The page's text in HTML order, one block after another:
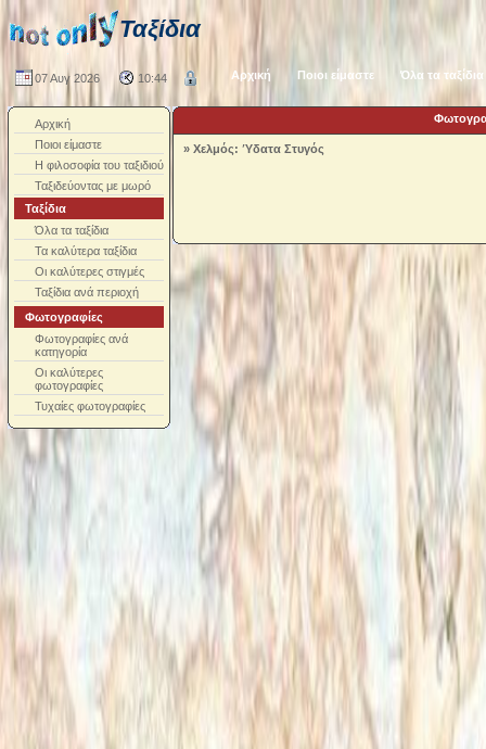
Ταξίδια
07 Αυγ 2026 10:44 Αρχική Ποιοι είμαστε Όλα τα ταξίδια
Αρχική
Ποιοι είμαστε
Η φιλοσοφία του ταξιδιού
Ταξιδεύοντας με μωρό
Ταξίδια
Όλα τα ταξίδια
Τα καλύτερα ταξίδια
Οι καλύτερες στιγμές
Ταξίδια ανά περιοχή
Φωτογραφίες
Φωτογραφίες ανά
κατηγορία
Οι καλύτερες
φωτογραφίες
Τυχαίες φωτογραφίες
» Χελμός: Ύδατα Στυγός